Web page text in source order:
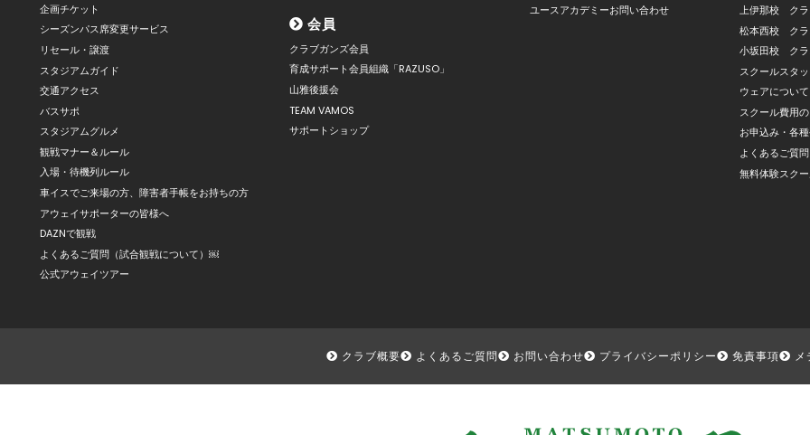
企画チケット
シーズンパス席変更サービス
リセール・譲渡
スタジアムガイド
交通アクセス
バスサポ
スタジアムグルメ
観戦マナー＆ルール
入場・待機列ルール
車イスでご来場の方、障害者手帳をお持ちの方
アウェイサポーターの皆様へ
DAZNで観戦
よくあるご質問（試合観戦について）￼
公式アウェイツアー
会員
クラブガンズ会員
育成サポート会員組織「RAZUSO」
山雅後援会
TEAM VAMOS
サポートショップ
ユースアカデミーお問い合わせ
上伊那校 クラ
松本西校 クラ
小坂田校 クラ
スクールスタ
ウェアについて
スクール費用
お申込み・各
よくあるご質問
無料体験スク
クラブ概要 よくあるご質問 お問い合わせ プライバシーポリシー 免責事項